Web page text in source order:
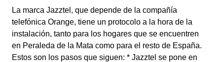
La marca Jazztel, que depende de la compañía
telefónica Orange, tiene un protocolo a la hora de la
instalación, tanto para los hogares que se encuentren
en Peraleda de la Mata como para el resto de España.
Estos son los pasos que siguen: * Jazztel se pone en